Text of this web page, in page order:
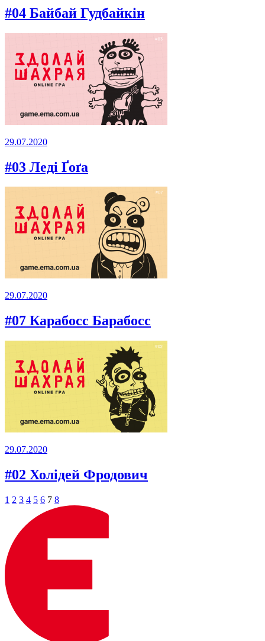
#04 Байбай Гудбайкін
29.07.2020
#03 Леді Ґоґа
29.07.2020
#07 Карабосс Барабосс
29.07.2020
#02 Холідей Фродович
Posts
pagination
1 2 3 4 5 6 7 8